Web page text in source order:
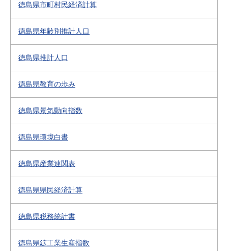
徳島県市町村民経済計算
徳島県年齢別推計人口
徳島県推計人口
徳島県教育の歩み
徳島県景気動向指数
徳島県環境白書
徳島県産業連関表
徳島県県民経済計算
徳島県税務統計書
徳島県鉱工業生産指数